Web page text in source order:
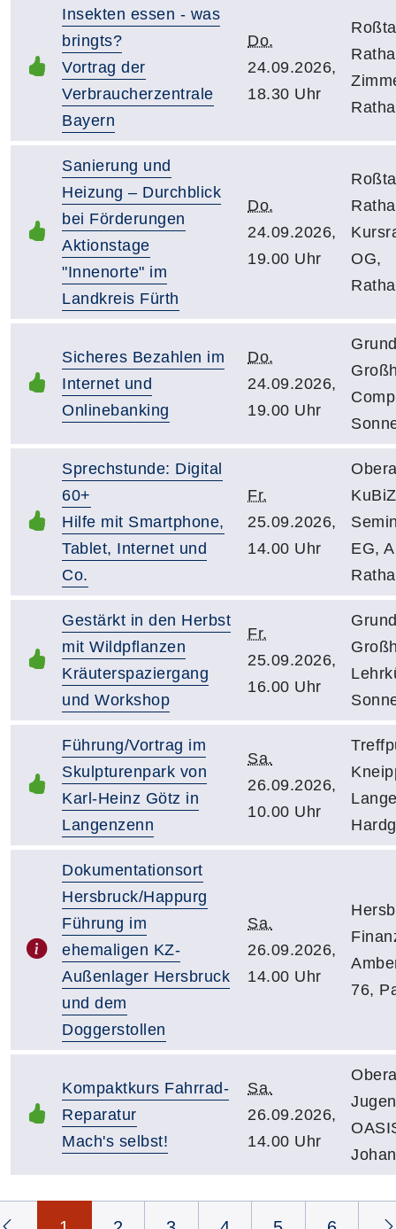
Insekten essen - was
bringts?
Vortrag der
Verbraucherzentrale
Bayern
Do.
24.09.2026,
18.30 Uhr
Sanierung und
Heizung – Durchblick
bei Förderungen
Aktionstage
"Innenorte" im
Landkreis Fürth
Do.
24.09.2026,
19.00 Uhr
OG,
Sicheres Bezahlen im
Internet und
Onlinebanking
Do.
24.09.2026,
19.00 Uhr
Sprechstunde: Digital
60+
Hilfe mit Smartphone,
Tablet, Internet und
Co.
Fr.
25.09.2026,
14.00 Uhr
EG,
Gestärkt in den Herbst
mit Wildpflanzen
Kräuterspaziergang
und Workshop
Fr.
25.09.2026,
16.00 Uhr
Führung/Vortrag im
Skulpturenpark von
Karl-Heinz Götz in
Langenzenn
Sa.
26.09.2026,
10.00 Uhr
Dokumentationsort
Hersbruck/Happurg
Führung im
ehemaligen KZ-
Außenlager Hersbruck
und dem
Doggerstollen
Sa.
26.09.2026,
14.00 Uhr
76,
Kompaktkurs Fahrrad-
Reparatur
Mach's selbst!
Sa.
26.09.2026,
14.00 Uhr